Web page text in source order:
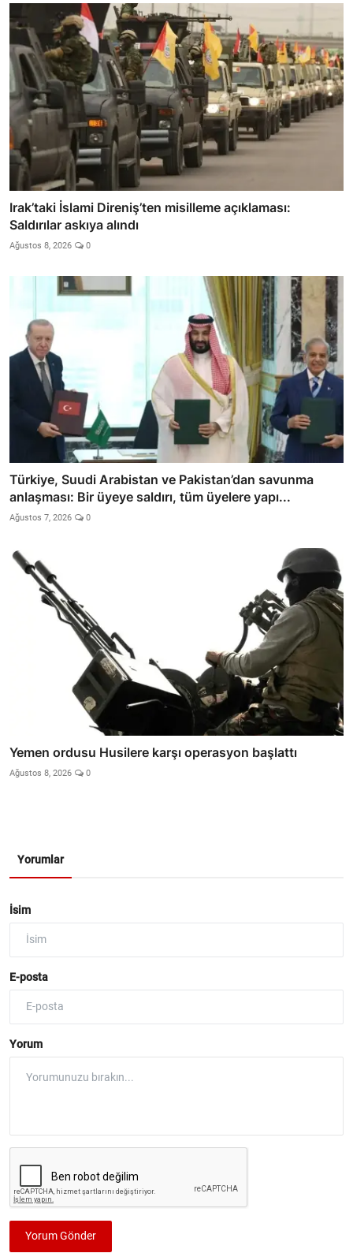
Irak’taki İslami Direniş’ten misilleme açıklaması:
Saldırılar askıya alındı
Ağustos 8, 2026 0
Türkiye, Suudi Arabistan ve Pakistan’dan savunma
anlaşması: Bir üyeye saldırı, tüm üyelere yapı...
Ağustos 7, 2026 0
Yemen ordusu Husilere karşı operasyon başlattı
Ağustos 8, 2026 0
Yorumlar
İsim
E-posta
Yorum
Yorum Gönder